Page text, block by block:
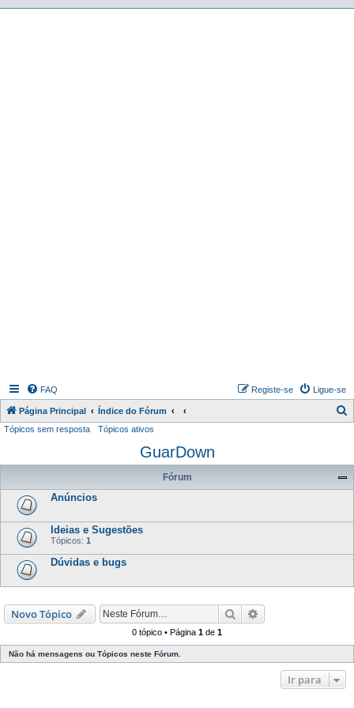
FAQ Ligue-se
Registe-se
Página Principal Índice do Fórum
q
s
Tópicos sem resposta Tópicos ativos
GuarDown
Fórum
Anúncios
Ideias e Sugestões
Tópicos: 1
Dúvidas e bugs
Novo Tópico Pesquisar
0 tópico • Página 1 de 1
Não há mensagens ou Tópicos neste Fórum.
Ir para